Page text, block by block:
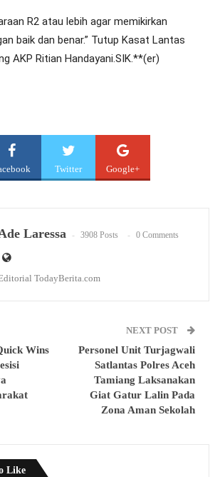
R2 atau lebih agar memikirkan
baik dan benar.” Tutup Kasat Lantas
AKP Ritian Handayani.SIK.**(er)
Twitter Google+
Laressa 3908 Posts 0 Comments
TodayBerita.com
Wins
NEXT POST
Personel Unit Turjagwali
Satlantas Polres Aceh
Tamiang Laksanakan
Giat Gatur Lalin Pada
Zona Aman Sekolah
Like